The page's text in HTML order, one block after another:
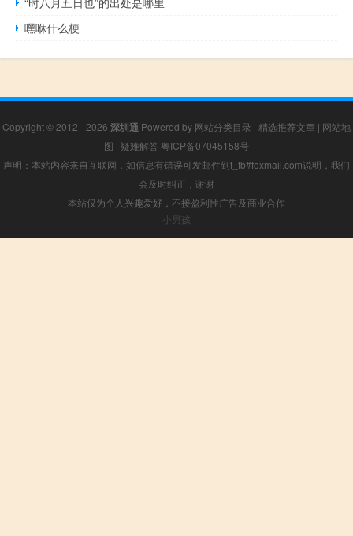
嘿咻什么梗
Copyright © 2012 - 2026 深圳通 Powered by 网站分类目录 | 精选推荐文章 | 网站地
图 | 疑难解答 粤ICP备07045158号
声明：本站内容来自互联网，如信息有错误可发邮件到f_fb#foxmail.com说明，我们
会及时纠正，谢谢
本站仅为个人兴趣爱好，不接盈利性广告及商业合作
小男孩